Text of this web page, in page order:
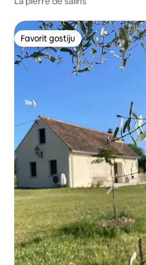
Favorit gostiju
Favorit gostiju